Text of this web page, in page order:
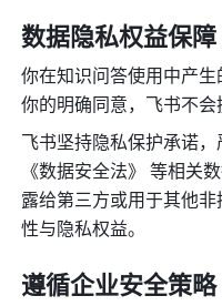
数据隐私权益保障
你在知识问答使用中产
你的明确同意，飞书不会
飞书坚持隐私保护承诺，
《数据安全法》 等相关
露给第三方或用于其他
性与隐私权益。
遵循企业安全策略